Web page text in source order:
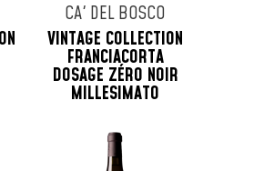
CA' DEL BOSCO
VINTAGE COLLECTION
FRANCIACORTA
DOSAGE ZÉRO NOIR
MILLESIMATO